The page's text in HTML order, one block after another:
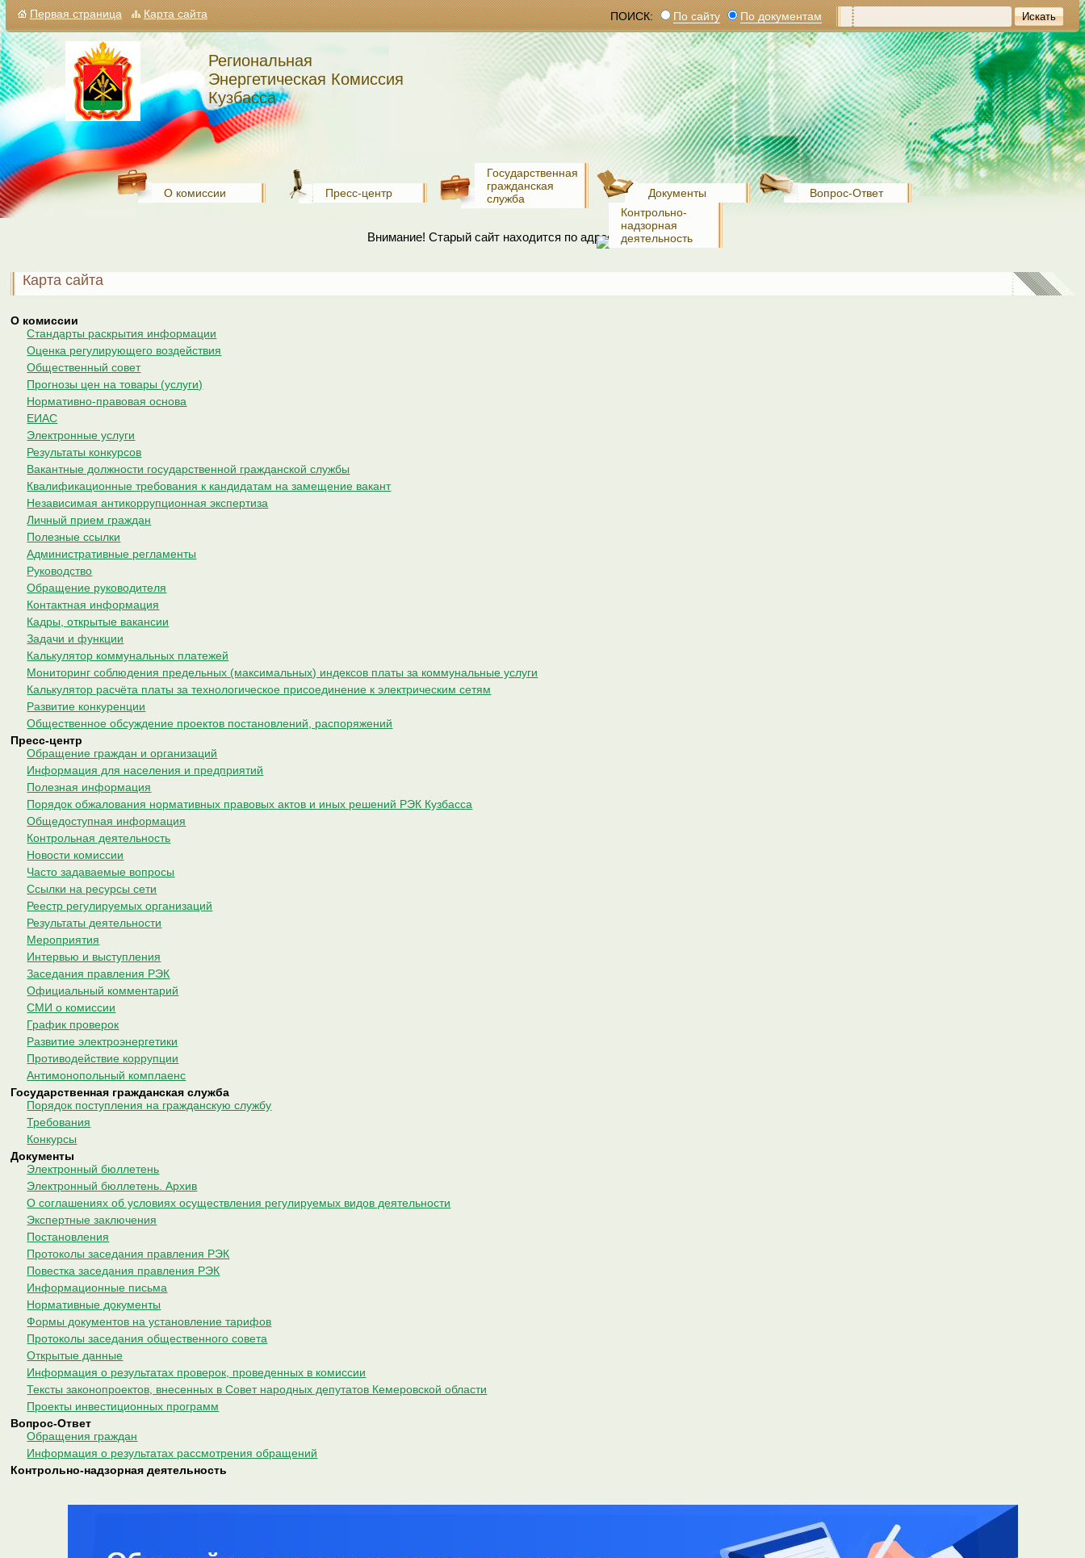
Первая страница Карта сайта ПОИСК: По сайту По документам
Региональная
Энергетическая Комиссия
Кузбасса
О комиссии Пресс-центр
Государственная
гражданская
служба
Документы
Вопрос-Ответ
Контрольно-
надзорная
деятельность
Внимание! Старый сайт находится по адресу:www.old.recko.ru
Карта сайта
О комиссии
Стандарты раскрытия информации
Оценка регулирующего воздействия
Общественный совет
Прогнозы цен на товары (услуги)
Нормативно-правовая основа
ЕИАС
Электронные услуги
Результаты конкурсов
Вакантные должности государственной гражданской службы
Квалификационные требования к кандидатам на замещение вакант
Независимая антикоррупционная экспертиза
Личный прием граждан
Полезные ссылки
Административные регламенты
Руководство
Обращение руководителя
Контактная информация
Кадры, открытые вакансии
Задачи и функции
Калькулятор коммунальных платежей
Мониторинг соблюдения предельных (максимальных) индексов платы за коммунальные услуги
Калькулятор расчёта платы за технологическое присоединение к электрическим сетям
Развитие конкуренции
Общественное обсуждение проектов постановлений, распоряжений
Пресс-центр
Обращение граждан и организаций
Информация для населения и предприятий
Полезная информация
Порядок обжалования нормативных правовых актов и иных решений РЭК Кузбасса
Общедоступная информация
Контрольная деятельность
Новости комиссии
Часто задаваемые вопросы
Ссылки на ресурсы сети
Реестр регулируемых организаций
Результаты деятельности
Мероприятия
Интервью и выступления
Заседания правления РЭК
Официальный комментарий
СМИ о комиссии
График проверок
Развитие электроэнергетики
Противодействие коррупции
Антимонопольный комплаенс
Государственная гражданская служба
Порядок поступления на гражданскую службу
Требования
Конкурсы
Документы
Электронный бюллетень
Электронный бюллетень. Архив
О соглашениях об условиях осуществления регулируемых видов деятельности
Экспертные заключения
Постановления
Протоколы заседания правления РЭК
Повестка заседания правления РЭК
Информационные письма
Нормативные документы
Формы документов на установление тарифов
Протоколы заседания общественного совета
Открытые данные
Информация о результатах проверок, проведенных в комиссии
Тексты законопроектов, внесенных в Совет народных депутатов Кемеровской области
Проекты инвестиционных программ
Вопрос-Ответ
Обращения граждан
Информация о результатах рассмотрения обращений
Контрольно-надзорная деятельность